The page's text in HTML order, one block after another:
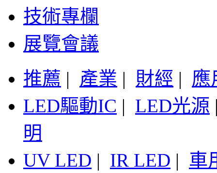
技術專欄
展覽會議
推薦 | 產業 | 財經 | 應
LED驅動IC | LED光源
明
UV LED | IR LED | 車